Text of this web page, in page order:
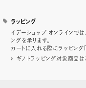
ラッピング
イデーショップ オンラインで
ングを承ります。
カートに入れる際にラッピング
ギフトラッピング対象商品は